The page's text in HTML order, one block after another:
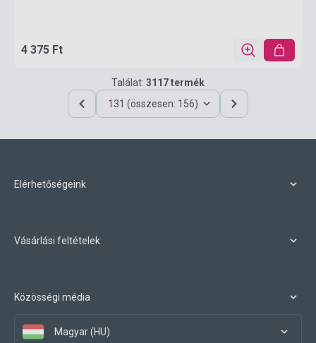
4 375 Ft
Találat: 3117 termék
131 (összesen: 156)
Elérhetőségeink
Vásárlási feltételek
Közösségi média
Magyar (HU)